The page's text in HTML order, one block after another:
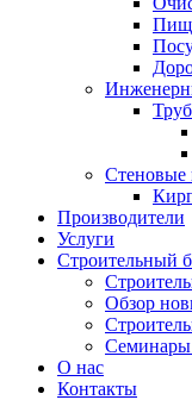
Стеновые
Производители
Услуги
Строительный
Обзор
Семинары
О нас
Контакты